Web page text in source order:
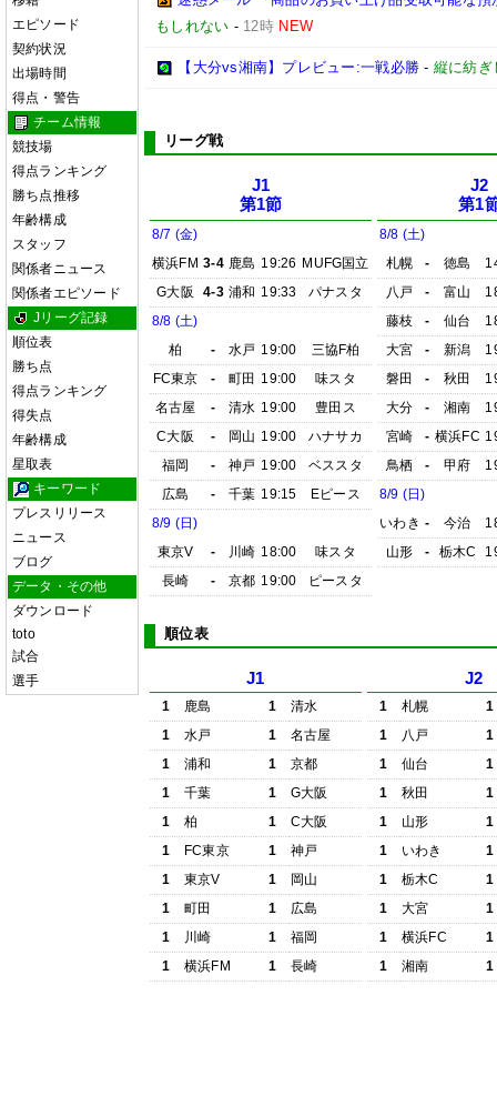
エピソード
契約状況
出場時間
得点・警告
チーム情報
競技場
得点ランキング
勝ち点推移
年齢構成
スタッフ
関係者ニュース
関係者エピソード
Jリーグ記録
順位表
勝ち点
得点ランキング
得失点
年齢構成
星取表
キーワード
プレスリリース
ニュース
ブログ
データ・その他
ダウンロード
toto
試合
選手
もしれない - 12時 NEW
【大分vs湘南】プレビュー:一戦必勝 - 縦に紡ぎ
リーグ戦
J1
第1節
8/7 (金)
横浜FM 3-4 鹿島 19:26 MUFG国立
G大阪
4-3 浦和 19:33
パナスタ
8/8 (土)
柏
- 水戸 19:00
三協F柏
FC東京
- 町田 19:00
味スタ
名古屋
- 清水 19:00
豊田ス
C大阪
- 岡山 19:00
ハナサカ
福岡
- 神戸 19:00
ベススタ
広島
- 千葉 19:15
Eピース
8/9 (日)
東京V
- 川崎 18:00
味スタ
長崎
- 京都 19:00 ピースタ
J2
第1
8/8 (土)
札幌
- 徳島
八戸
- 富山
藤枝
- 仙台
大宮
- 新潟
磐田
- 秋田
大分
- 湘南
宮崎
- 横浜FC
鳥栖
- 甲府
8/9 (日)
いわき - 今治
山形
- 栃木C
順位表
J1
1 鹿島 1
清水
1
水戸 1
名古屋
1
浦和 1
京都
1
千葉 1
G大阪
1
柏 1
C大阪
1
FC東京 1
神戸
1
東京V 1
岡山
1
町田 1
広島
1
川崎 1
福岡
1
横浜FM 1 長崎
J2
1 札幌
1
1
八戸
1
1
仙台
1
1
秋田
1
1
山形
1
1
いわき
1
1
栃木C
1
1
大宮
1
1
横浜FC
1
1
湘南 1